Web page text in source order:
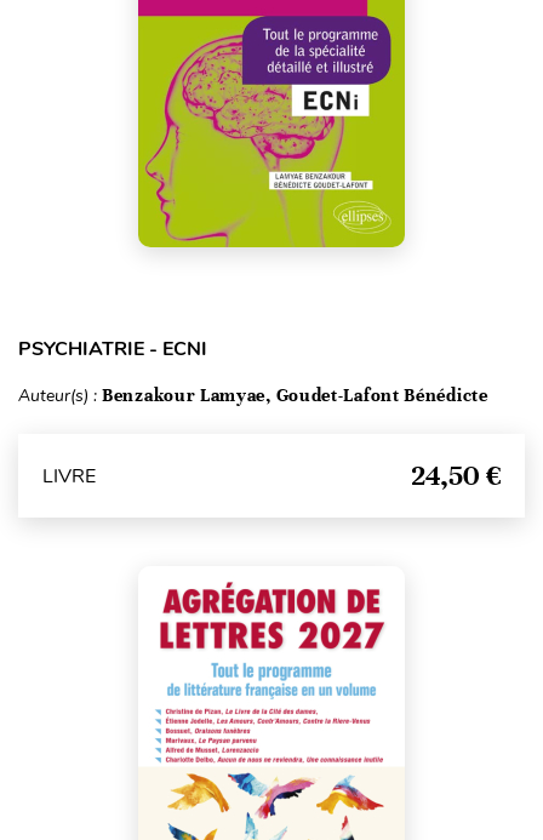
PSYCHIATRIE - ECNI
Auteur(s) : Benzakour Lamyae, Goudet-Lafont Bénédicte
LIVRE 24,50 €